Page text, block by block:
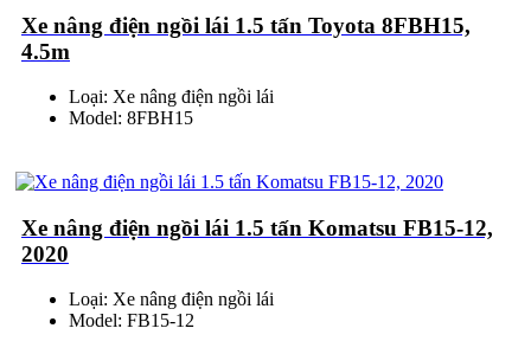
Xe nâng điện ngồi lái 1.5 tấn Toyota 8FBH15,
4.5m
Loại: Xe nâng điện ngồi lái
Model: 8FBH15
Xe nâng điện ngồi lái 1.5 tấn Komatsu FB15-12,
2020
Loại: Xe nâng điện ngồi lái
Model: FB15-12